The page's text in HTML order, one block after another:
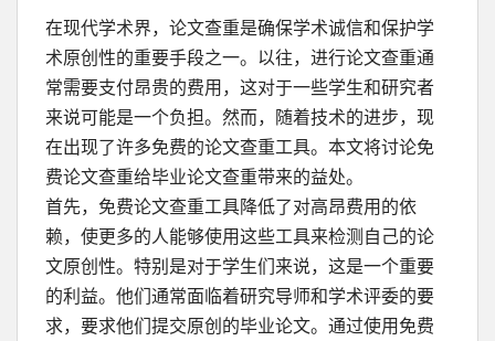
在现代学术界，论文查重是确保学术诚信和保护学
术原创性的重要手段之一。以往，进行论文查重通
常需要支付昂贵的费用，这对于一些学生和研究者
来说可能是一个负担。然而，随着技术的进步，现
在出现了许多免费的论文查重工具。本文将讨论免
费论文查重给毕业论文查重带来的益处。
首先，免费论文查重工具降低了对高昂费用的依
赖，使更多的人能够使用这些工具来检测自己的论
文原创性。特别是对于学生们来说，这是一个重要
的利益。他们通常面临着研究导师和学术评委的要
求，要求他们提交原创的毕业论文。通过使用免费